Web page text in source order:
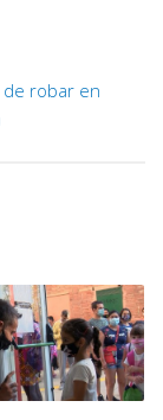
de robar en